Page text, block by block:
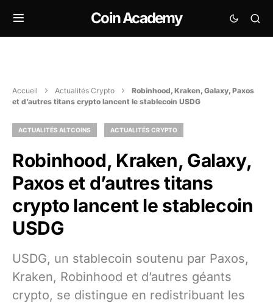
Coin Academy
Accueil Actualités Crypto
Robinhood, Kraken, Galaxy, Paxos
et d’autres titans crypto lancent le stablecoin USDG
ACTUALITÉS ALTCOINS ACTUALITÉS CRYPTO
Robinhood, Kraken, Galaxy,
Paxos et d’autres titans
crypto lancent le stablecoin
USDG
USDG, un stablecoin soutenu par Paxos,
Kraken, Robinhood et d’autres géants
crypto, se distingue en redistribuant les